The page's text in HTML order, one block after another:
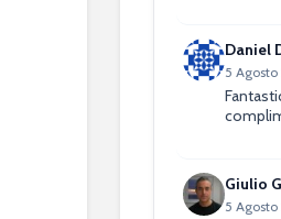
Daniel
5 Agosto
Giulio
5 Agosto